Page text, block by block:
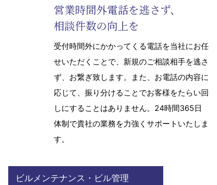
営業時間外電話を逃さず、
相談件数の向上を
受付時間外にかかってくる電話を当社にお任
せいただくことで、新規のご相談相手を逃さ
ず、お繋ぎ致します。また、お電話の内容に
応じて、振り分けることでお客様をたらい回
しにすることはありません。24時間365日
体制で貴社の業務を力強くサポートいたしま
す。
ビルメンテナンス・ビル管理